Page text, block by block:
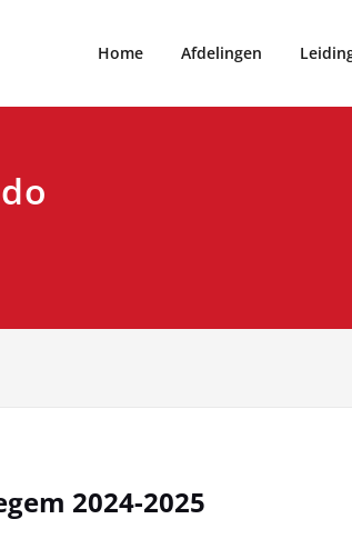
Home Afdelingen
2024-2025